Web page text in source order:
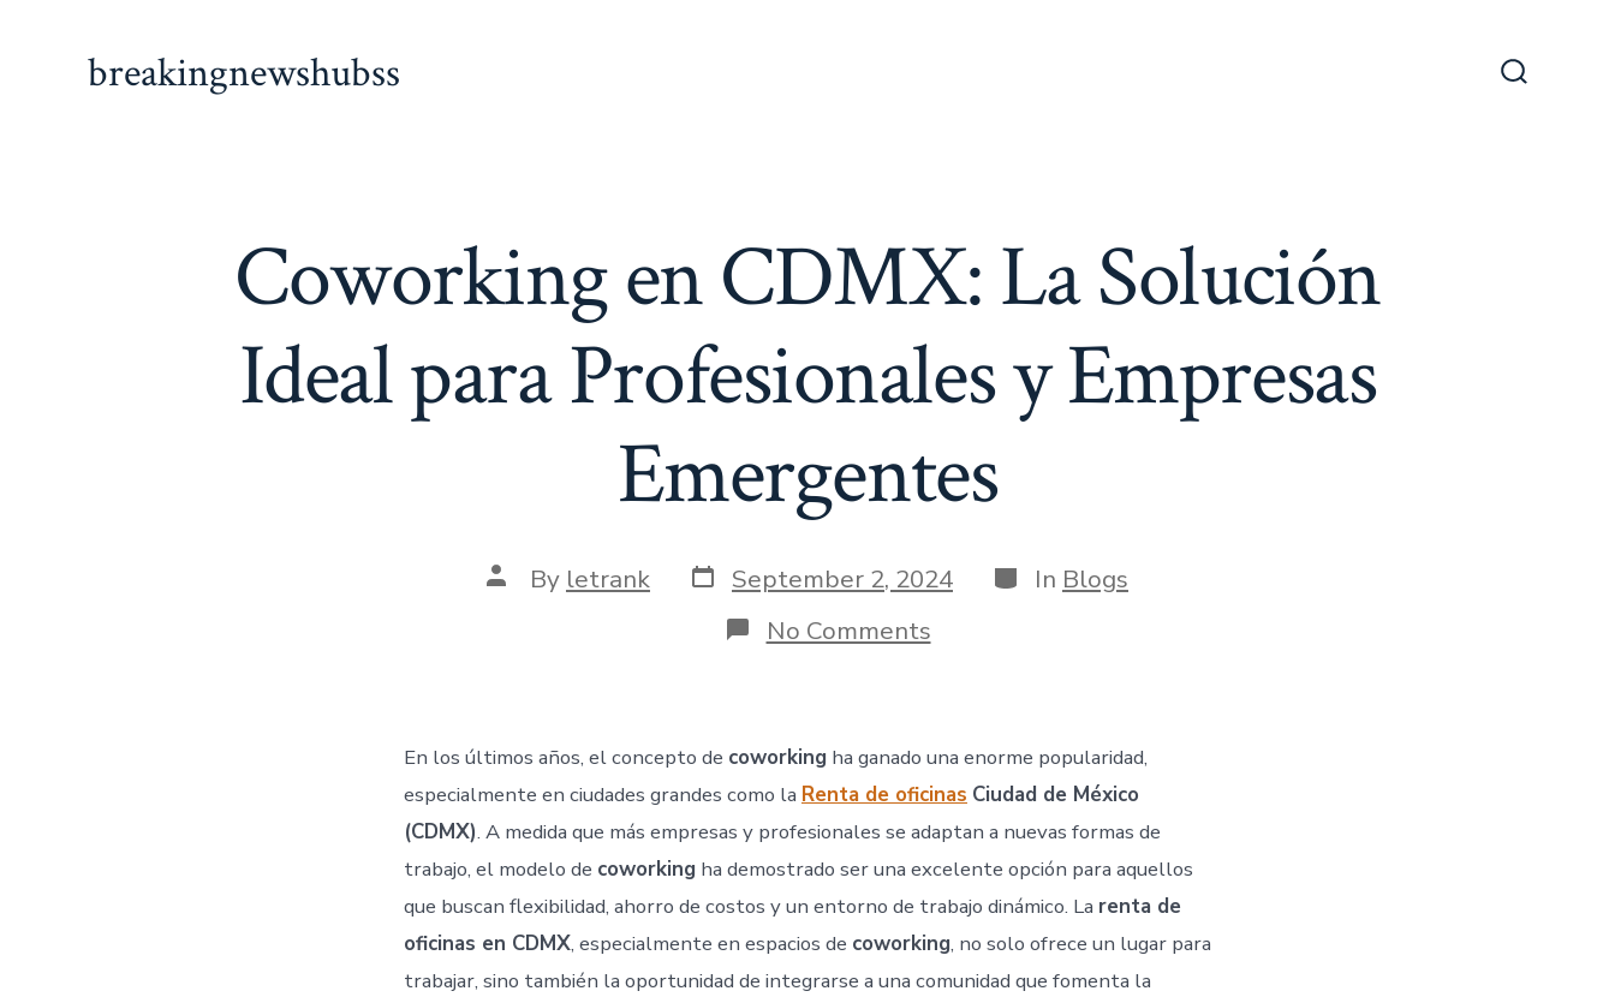
breakingnewshubss
Coworking en CDMX: La Solución
Ideal para Profesionales y Empresas
Emergentes
Post
author
By letrank Post
date
September 2, 2024 Categories
In Blogs
No Commentson
Coworking
Solución
Ideal
para
Profesionales
y
Empresas
Emergentes
En los últimos años, el concepto de coworking ha ganado una enorme popularidad,
especialmente en ciudades grandes como la Renta de oficinas Ciudad de México
(CDMX). A medida que más empresas y profesionales se adaptan a nuevas formas de
trabajo, el modelo de coworking ha demostrado ser una excelente opción para aquellos
que buscan flexibilidad, ahorro de costos y un entorno de trabajo dinámico. La renta de
oficinas en CDMX, especialmente en espacios de coworking, no solo ofrece un lugar para
trabajar, sino también la oportunidad de integrarse a una comunidad que fomenta la